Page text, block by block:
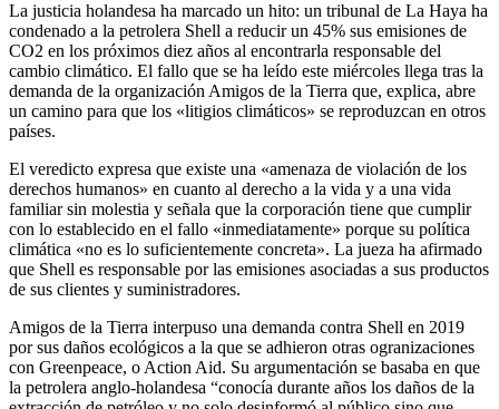
La justicia holandesa ha marcado un hito: un tribunal de La Haya ha
condenado a la petrolera Shell a reducir un 45% sus emisiones de
CO2 en los próximos diez años al encontrarla responsable del
cambio climático. El fallo que se ha leído este miércoles llega tras la
demanda de la organización Amigos de la Tierra que, explica, abre
un camino para que los «litigios climáticos» se reproduzcan en otros
países.
El veredicto expresa que existe una «amenaza de violación de los
derechos humanos» en cuanto al derecho a la vida y a una vida
familiar sin molestia y señala que la corporación tiene que cumplir
con lo establecido en el fallo «inmediatamente» porque su política
climática «no es lo suficientemente concreta». La jueza ha afirmado
que Shell es responsable por las emisiones asociadas a sus productos
de sus clientes y suministradores.
Amigos de la Tierra interpuso una demanda contra Shell en 2019
por sus daños ecológicos a la que se adhieron otras ogranizaciones
con Greenpeace, o Action Aid. Su argumentación se basaba en que
la petrolera anglo-holandesa “conocía durante años los daños de la